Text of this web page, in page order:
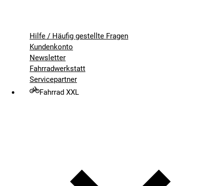
Hilfe / Häufig gestellte Fragen
Kundenkonto
Newsletter
Fahrradwerkstatt
Servicepartner
Fahrrad XXL